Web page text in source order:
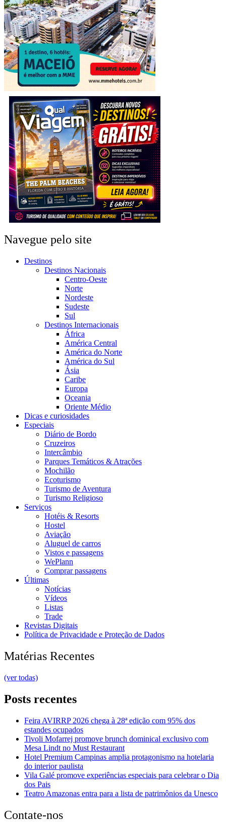
Navegue pelo site
Destinos
Destinos Nacionais
Centro-Oeste
Norte
Nordeste
Sudeste
Sul
Destinos Internacionais
África
América Central
América do Norte
América do Sul
Ásia
Caribe
Europa
Oceania
Oriente Médio
Dicas e curiosidades
Especiais
Diário de Bordo
Cruzeiros
Intercâmbio
Parques Temáticos & Atrações
Mochilão
Ecoturismo
Turismo de Aventura
Turismo Religioso
Serviços
Hotéis & Resorts
Hostel
Aviação
Aluguel de carros
Vistos e passagens
WePlann
Comprar passagens
Últimas
Notícias
Vídeos
Listas
Trade
Revistas Digitais
Política de Privacidade e Proteção de Dados
Matérias Recentes
(ver todas)
Posts recentes
Feira AVIRRP 2026 chega à 28ª edição com 95% dos
estandes ocupados
Tivoli Mofarrej promove brunch dominical exclusivo com
Mesa Lindt no Must Restaurant
Hotel Premium Campinas amplia protagonismo na hotelaria
do interior paulista
Vila Galé promove experiências especiais para celebrar o Dia
dos Pais
Teatro Amazonas entra para a lista de patrimônios da Unesco
Contate-nos